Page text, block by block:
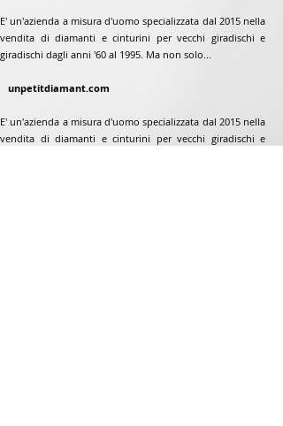
E' un'azienda a misura d'uomo specializzata dal 2015 nella
vendita di diamanti e cinturini per vecchi giradischi e
giradischi dagli anni '60 al 1995. Ma non solo...
unpetitdiamant.com
E' un'azienda a misura d'uomo specializzata dal 2015 nella
vendita di diamanti e cinturini per vecchi giradischi e